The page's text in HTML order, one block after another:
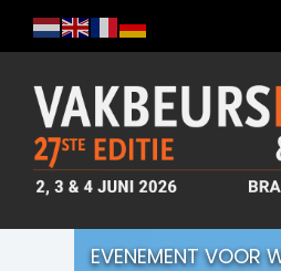
EVENEMENT VOOR